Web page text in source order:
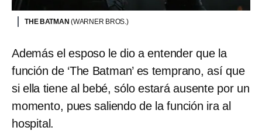
THE BATMAN (WARNER BROS.)
Además el esposo le dio a entender que la
función de ‘The Batman’ es temprano, así que
si ella tiene al bebé, sólo estará ausente por un
momento, pues saliendo de la función ira al
hospital.